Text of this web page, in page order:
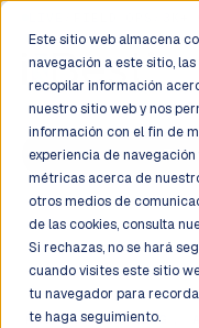
Este sitio web almacena
navegación a este sitio,
recopilar información
nuestro sitio web y nos
información con el fin de
experiencia de
métricas acerca de
otros medios de
de las cookies, consulta
Si rechazas, no se hará
cuando visites este sitio
tu navegador para
te haga seguimiento.
MACHINE LEARNING